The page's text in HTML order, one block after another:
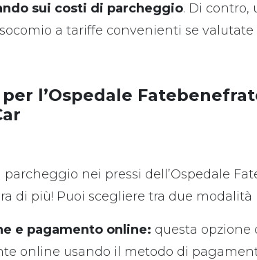
sui costi di parcheggio. Di contro,
a tariffe convenienti se
l’Ospedale
nei pressi dell’Ospedale
di più! Puoi scegliere tra due modalità
e pagamento online: questa opzione
online usando il metodo di